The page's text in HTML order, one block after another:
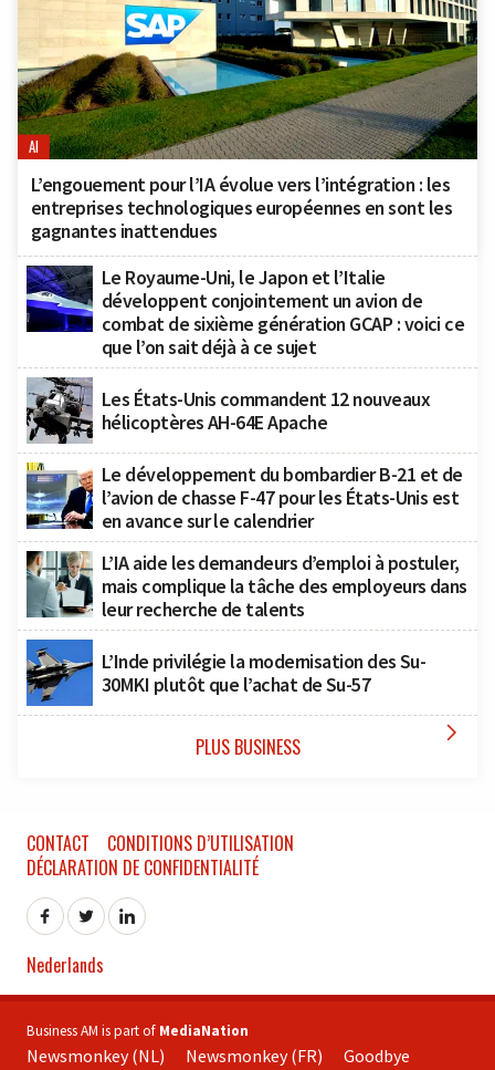
AI
L’engouement pour l’IA évolue vers l’intégration : les
entreprises technologiques européennes en sont les
gagnantes inattendues
Le Royaume-Uni, le Japon et l’Italie
développent conjointement un avion de
combat de sixième génération GCAP : voici ce
que l’on sait déjà à ce sujet
Les États-Unis commandent 12 nouveaux
hélicoptères AH-64E Apache
Le développement du bombardier B-21 et de
l’avion de chasse F-47 pour les États-Unis est
en avance sur le calendrier
L’IA aide les demandeurs d’emploi à postuler,
mais complique la tâche des employeurs dans
leur recherche de talents
L’Inde privilégie la modernisation des Su-
30MKI plutôt que l’achat de Su-57
PLUS BUSINESS 
CONTACT
CONDITIONS D’UTILISATION
DÉCLARATION DE CONFIDENTIALITÉ
Nederlands
Business AM is part of MediaNation
Newsmonkey (NL) Newsmonkey (FR) Goodbye